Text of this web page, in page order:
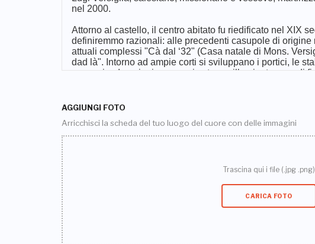
AGGIUNGI FOTO
Arricchisci la scheda del tuo luogo del cuore con delle immagini
Trascina qui i file (.jpg .png)
CARICA FOTO